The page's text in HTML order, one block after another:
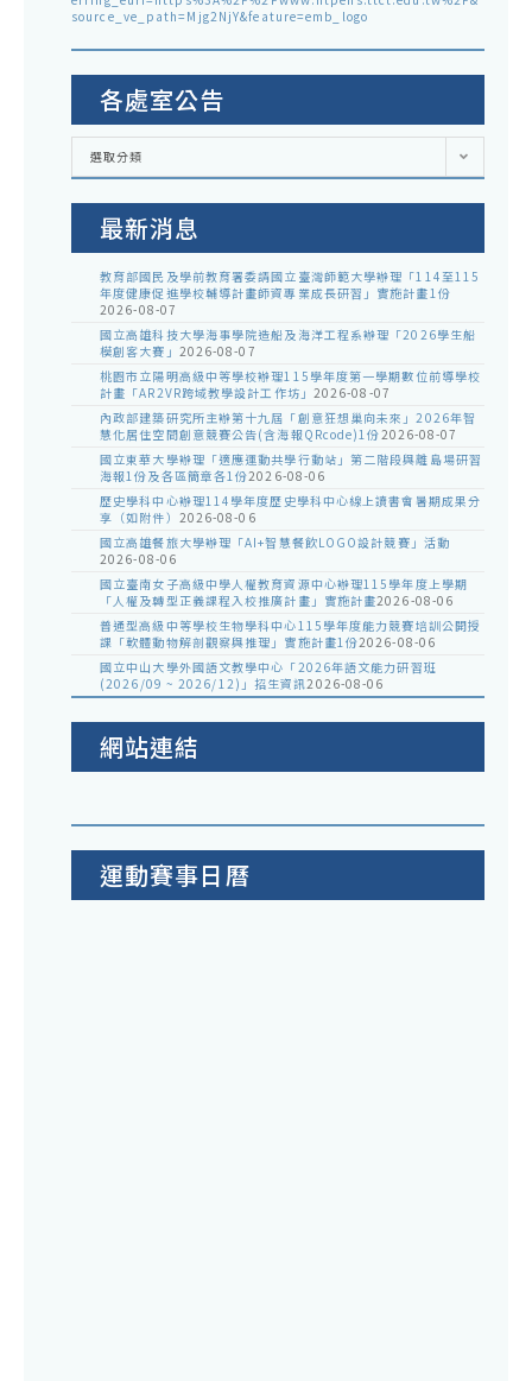
source_ve_path=Mjg2NjY&feature=emb_logo
各處室公告
各
室
告
選取分類
最新消息
教育部國民及學前教育署委請國立臺灣師範大學辦理「114至115
年度健康促進學校輔導計畫師資專業成長研習」實施計畫1份
2026-08-07
國立高雄科技大學海事學院造船及海洋工程系辦理「2026學生船
模創客大賽」 2026-08-07
桃園市立陽明高級中等學校辦理115學年度第一學期數位前導學校
計畫「AR2VR跨域教學設計工作坊」 2026-08-07
內政部建築研究所主辦第十九屆「創意狂想巢向未來」2026年智
慧化居住空間創意競賽公告(含海報QRcode)1份2026-08-07
國立東華大學辦理「適應運動共學行動站」第二階段與離島場研習
海報1份及各區簡章各1份2026-08-06
歷史學科中心辦理114學年度歷史學科中心線上讀書會暑期成果分
享（如附件） 2026-08-06
國立高雄餐旅大學辦理「AI+智慧餐飲LOGO設計競賽」活動
2026-08-06
國立臺南女子高級中學人權教育資源中心辦理115學年度上學期
「人權及轉型正義課程入校推廣計畫」實施計畫2026-08-06
普通型高級中等學校生物學科中心115學年度能力競賽培訓公開授
課「軟體動物解剖觀察與推理」實施計畫1份2026-08-06
國立中山大學外國語文教學中心「2026年語文能力研習班
(2026/09 ~ 2026/12)」招生資訊2026-08-06
網站連結
運動賽事日曆